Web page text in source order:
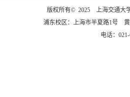
版权所有© 2025 上海交通大
浦东校区：上海市半夏路1号
电话：